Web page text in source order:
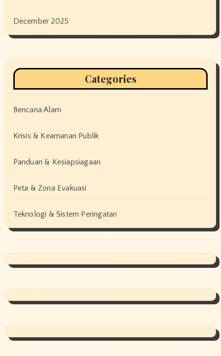
December 2025
Categories
Bencana Alam
Krisis & Keamanan Publik
Panduan & Kesiapsiagaan
Peta & Zona Evakuasi
Teknologi & Sistem Peringatan